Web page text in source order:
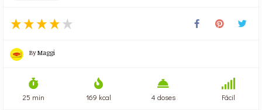
ByMaggi
25 min 169 kcal 4 doses Fácil